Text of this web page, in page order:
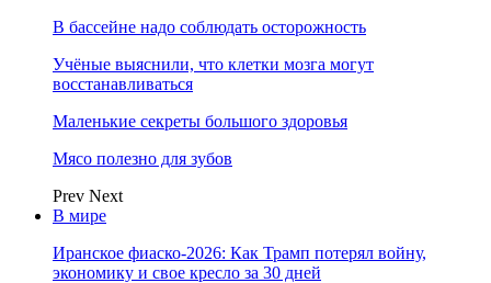
В бассейне надо соблюдать осторожность
Учёные выяснили, что клетки мозга могут
восстанавливаться
Маленькие секреты большого здоровья
Мясо полезно для зубов
Prev Next
В мире
Иранское фиаско-2026: Как Трамп потерял войну,
экономику и свое кресло за 30 дней